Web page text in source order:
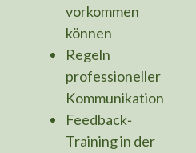
vorkommen
können
Regeln
professioneller
Kommunikation
Feedback‐
Training in der